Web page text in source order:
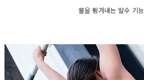
물을 튕겨내는 발수 기능